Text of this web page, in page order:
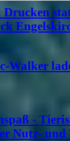
Walker
-
Nutz-